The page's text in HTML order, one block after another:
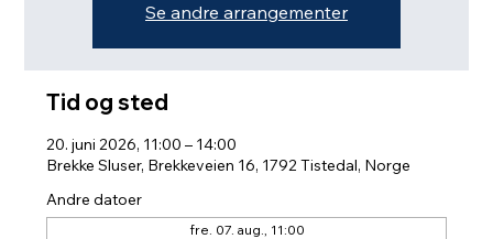
Se andre arrangementer
Tid og sted
20. juni 2026, 11:00 – 14:00
Brekke Sluser, Brekkeveien 16, 1792 Tistedal, Norge
Andre datoer
fre. 07. aug., 11:00